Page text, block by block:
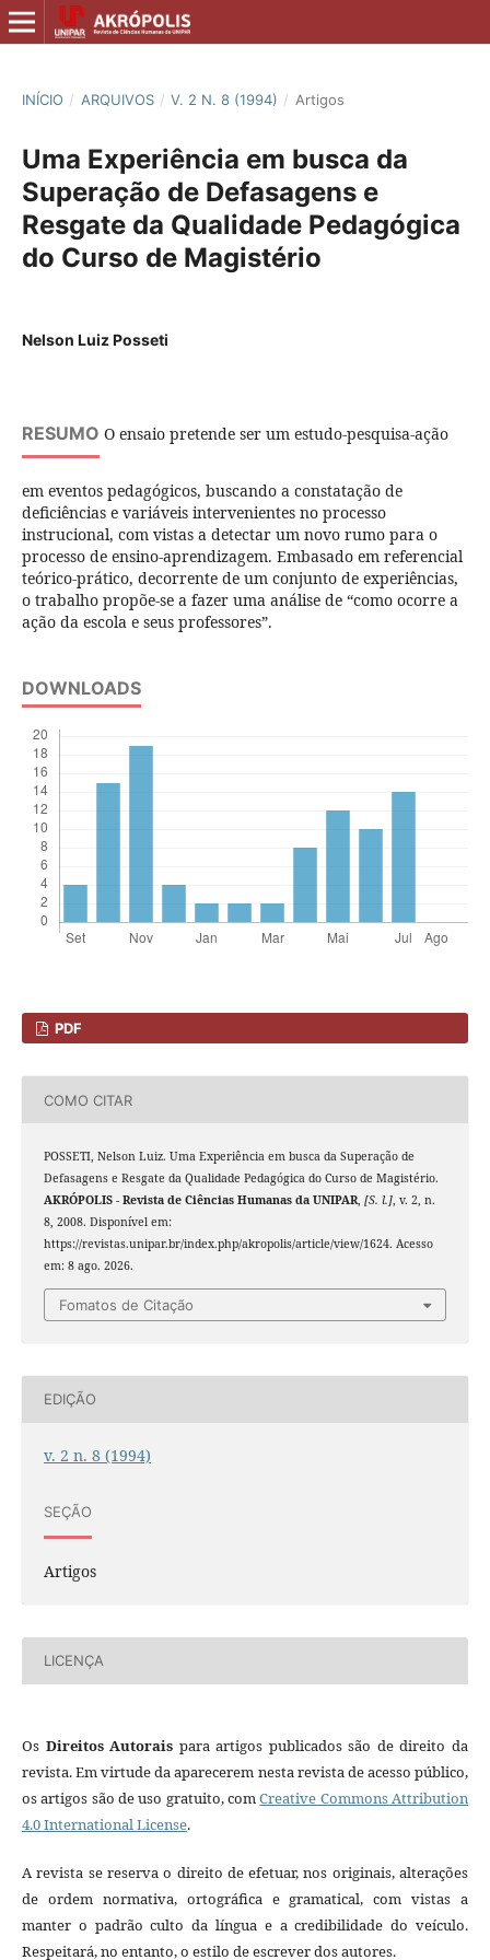
INÍCIO / ARQUIVOS / V. 2 N. 8 (1994) / Artigos
Uma Experiência em busca da
Superação de Defasagens e
Resgate da Qualidade Pedagógica
do Curso de Magistério
Nelson Luiz Posseti
RESUMO O ensaio pretende ser um estudo-pesquisa-ação
em eventos pedagógicos, buscando a constatação de
deficiências e variáveis intervenientes no processo
instrucional, com vistas a detectar um novo rumo para o
processo de ensino-aprendizagem. Embasado em referencial
teórico-prático, decorrente de um conjunto de experiências,
o trabalho propõe-se a fazer uma análise de “como ocorre a
ação da escola e seus professores”.
DOWNLOADS
PDF
COMO CITAR
POSSETI, Nelson Luiz. Uma Experiência em busca da Superação de
Defasagens e Resgate da Qualidade Pedagógica do Curso de Magistério.
AKRÓPOLIS - Revista de Ciências Humanas da UNIPAR, [S. l.], v. 2, n.
8, 2008. Disponível em:
https://revistas.unipar.br/index.php/akropolis/article/view/1624. Acesso
em: 8 ago. 2026.
Fomatos de Citação
EDIÇÃO
v. 2 n. 8 (1994)
SEÇÃO
Artigos
LICENÇA
Os Direitos Autorais para artigos publicados são de direito da
revista. Em virtude da aparecerem nesta revista de acesso público,
os artigos são de uso gratuito, comCreative Commons Attribution
4.0 International License.
A revista se reserva o direito de efetuar, nos originais, alterações
de ordem normativa, ortográfica e gramatical, com vistas a
manter o padrão culto da língua e a credibilidade do veículo.
Respeitará, no entanto, o estilo de escrever dos autores.